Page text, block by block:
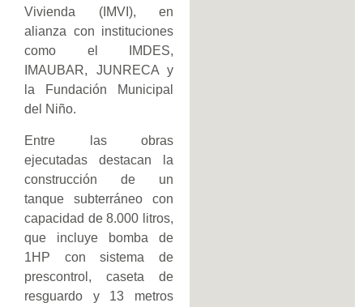
Vivienda (IMVI), en
alianza con instituciones
como el IMDES,
IMAUBAR, JUNRECA y
la Fundación Municipal
del Niño.
Entre las obras
ejecutadas destacan la
construcción de un
tanque subterráneo con
capacidad de 8.000 litros,
que incluye bomba de
1HP con sistema de
prescontrol, caseta de
resguardo y 13 metros